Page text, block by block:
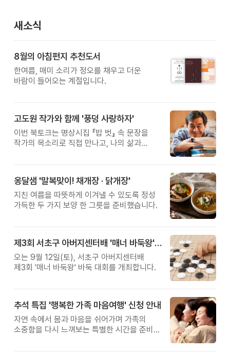
새소식
8월의 아침편지 추천도서
한여름, 매미 소리가 정오를 채우고 더운
바람이 들어오는 계절입니다.
고도원 작가와 함께 '풍덩 사랑하자'
이번 북토크는 명상시집 『밥 벗』 속 문장을
작가의 목소리로 직접 만나고, 나의 삶과
옹달샘 '말복맞이! 채개장 · 닭개장'
지친 여름을 따뜻하게 이겨낼 수 있도록 정성
가득한 두 가지 보양 한 그릇을 준비했습니다.
제3회 서초구 아버지센터배 '매너 바둑왕' 대회
오는 9월 12일(토), 서초구 아버지센터배
제3회 '매너 바둑왕' 바둑 대회를 개최합니다.
추석 특집 '행복한 가족 마음여행' 신청 안내
자연 속에서 몸과 마음을 쉬어가며 가족의
소중함을 다시 느껴보는 특별한 시간을 준비해